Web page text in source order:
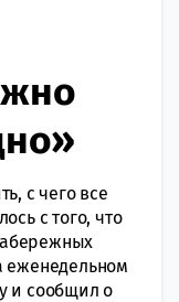
с чего все
с того, что
еженедельном
и сообщил о